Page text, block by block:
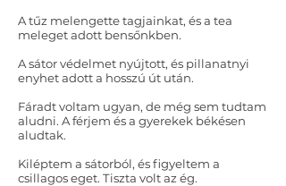
A tűz melengette tagjainkat, és a tea
meleget adott bensőnkben.
A sátor védelmet nyújtott, és pillanatnyi
enyhet adott a hosszú út után.
Fáradt voltam ugyan, de még sem tudtam
aludni. A férjem és a gyerekek békésen
aludtak.
Kiléptem a sátorból, és figyeltem a
csillagos eget. Tiszta volt az ég.